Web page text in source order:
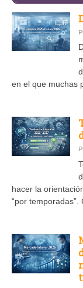
en el que muchas
hacer la
“por